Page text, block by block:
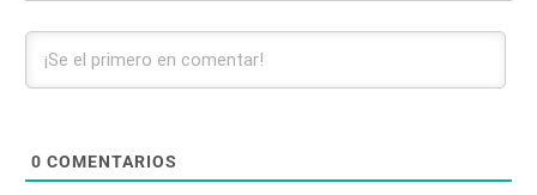
0 COMENTARIOS